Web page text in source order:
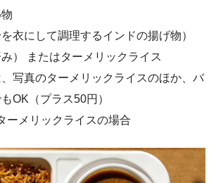
衣にして調理するインドの揚げ物）
み） またはターメリックライス
写真のターメリックライスのほか、バ
OK（プラス50円）
ーメリックライスの場合